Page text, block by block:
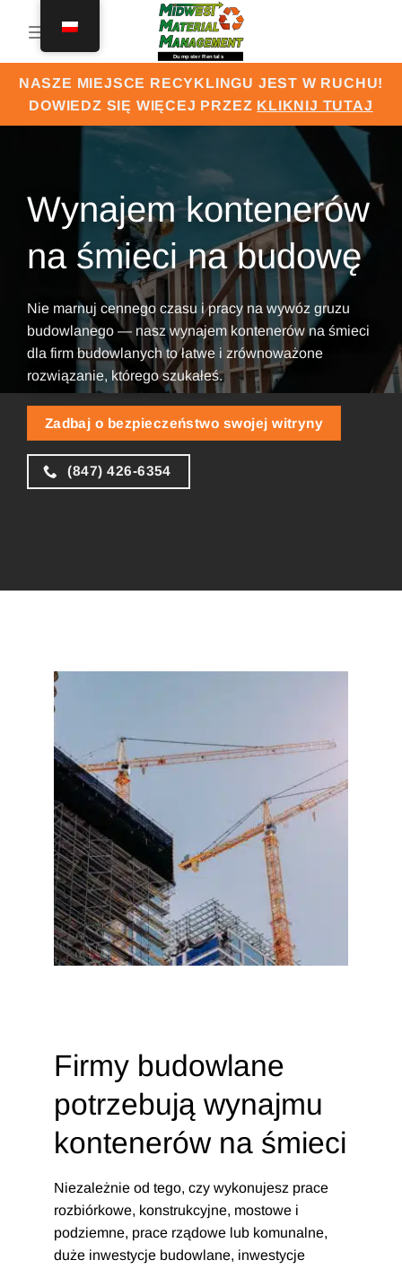
NASZE MIEJSCE RECYKLINGU JEST W RUCHU!
DOWIEDZ SIĘ WIĘCEJ PRZEZ KLIKNIJ TUTAJ
Wynajem kontenerów
na śmieci na budowę
Nie marnuj cennego czasu i pracy na wywóz gruzu
budowlanego — nasz wynajem kontenerów na śmieci
dla firm budowlanych to łatwe i zrównoważone
rozwiązanie, którego szukałeś.
Zadbaj o bezpieczeństwo swojej witryny
(847) 426-6354
Firmy budowlane
potrzebują wynajmu
kontenerów na śmieci
Niezależnie od tego, czy wykonujesz prace
rozbiórkowe, konstrukcyjne, mostowe i
podziemne, prace rządowe lub komunalne,
duże inwestycje budowlane, inwestycje